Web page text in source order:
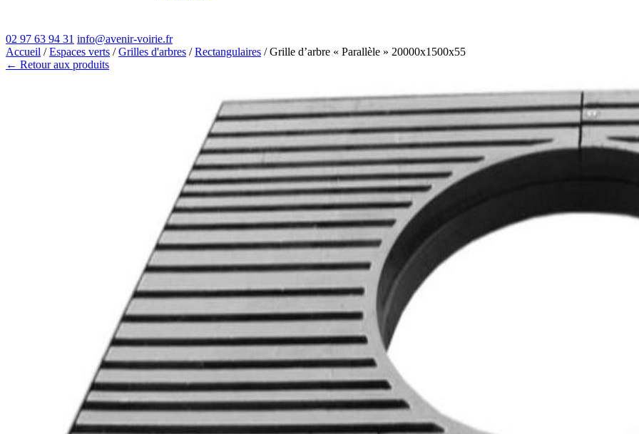
02 97 63 94 31 info@avenir-voirie.fr
Accueil /Espaces verts /Grilles d'arbres /Rectangulaires / Grille d’arbre « Parallèle » 20000x1500x55
← Retour aux produits